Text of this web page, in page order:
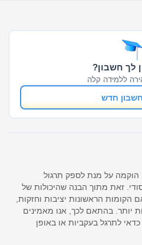
לך חשבון?
ללמידה קלה
חשבון חדש
הוקמה על מנת לספק תרגול
זאת מתוך הבנה שהיכולות של
הקומות הראשונות יציבות וחזקות,
יותר. בהתאם לכך, אנו מאמינים
לתרגל בעקביות או באופן